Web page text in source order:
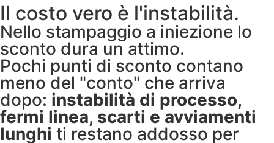
Il costo vero è l'instabilità.​
Nello stampaggio a iniezione lo
sconto dura un attimo.
Pochi punti di sconto contano
meno del "conto" che arriva
dopo: instabilità di processo,
fermi linea, scarti e avviamenti
lunghi ti restano addosso per